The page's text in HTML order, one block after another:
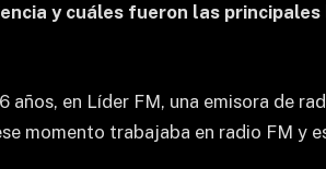
y cuáles fueron las principales
en Líder FM, una emisora ​​de
momento trabajaba en radio FM y